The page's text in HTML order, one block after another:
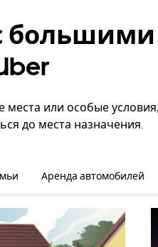
или особые
до места назначения.
Аренда автомобилей